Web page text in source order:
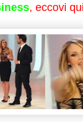
, eccovi